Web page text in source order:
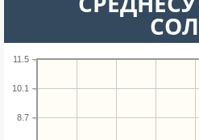
8.7
10.1
11.5